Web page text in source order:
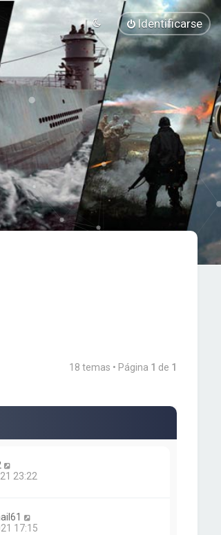
Identificarse
18 temas • Página 1 de 1
23:22
17:15